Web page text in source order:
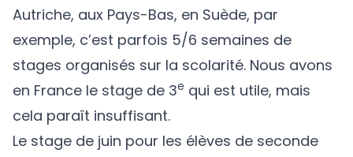
Autriche, aux Pays-Bas, en Suède, par
exemple, c’est parfois 5/6 semaines de
stages organisés sur la scolarité. Nous avons
en France le stage de 3e qui est utile, mais
cela paraît insuffisant.
Le stage de juin pour les élèves de seconde